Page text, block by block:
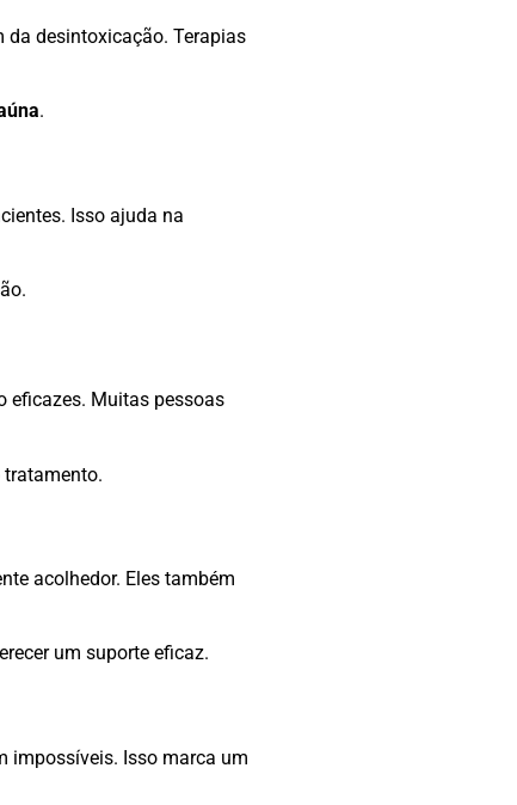
da desintoxicação. Terapias
.
Isso ajuda na
eficazes. Muitas pessoas
tratamento.
acolhedor. Eles também
um suporte eficaz.
impossíveis. Isso marca um